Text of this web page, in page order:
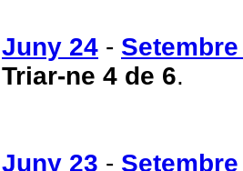
Juny 24 -
Triar-ne 4 de 6.
Juny 23 -